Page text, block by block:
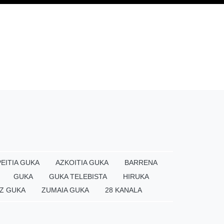
GUKA AZKOITIA GUKA
BARRENA
GUKA GUKA TELEBISTA
HIRUKA
GUKA ZUMAIA GUKA 28 KANALA